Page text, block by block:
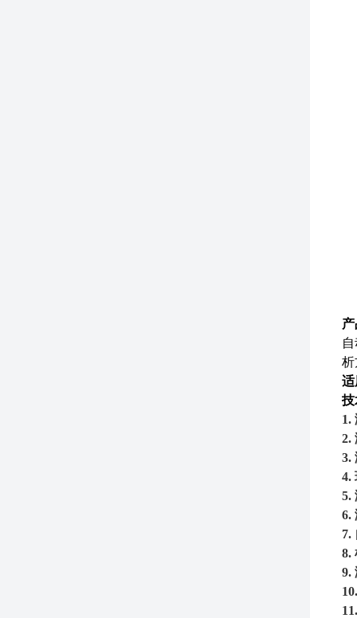
析
适
技
1.
2.
3.
4.
5.
6.
7.
8.
9.